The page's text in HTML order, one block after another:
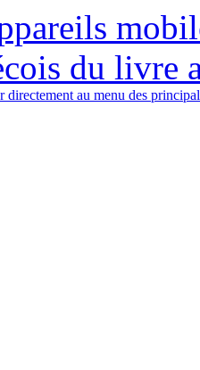
du livre
directement au menu des